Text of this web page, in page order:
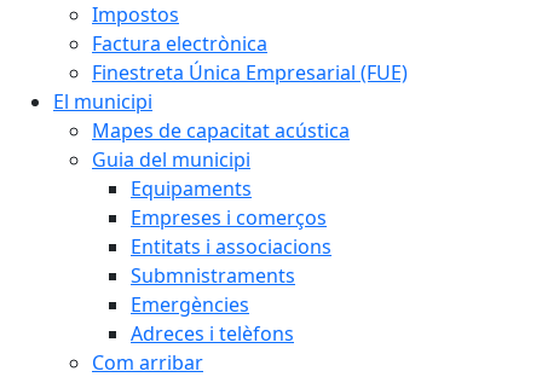
Impostos
Factura electrònica
Finestreta Única Empresarial (FUE)
El municipi
Mapes de capacitat acústica
Guia del municipi
Equipaments
Empreses i comerços
Entitats i associacions
Submnistraments
Emergències
Adreces i telèfons
Com arribar